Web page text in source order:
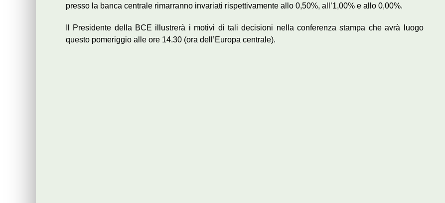
presso la banca centrale rimarranno invariati rispettivamente allo 0,50%, all’1,00% e allo 0,00%.
Il Presidente della BCE illustrerà i motivi di tali decisioni nella conferenza stampa che avrà luogo
questo pomeriggio alle ore 14.30 (ora dell’Europa centrale).